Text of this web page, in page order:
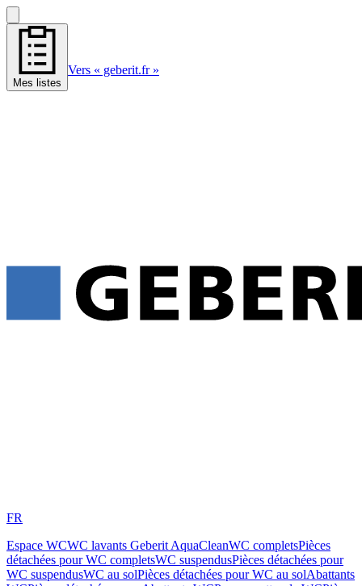
Mes listes
Vers « geberit.fr »
FR
Espace WCWC lavants Geberit AquaCleanWC completsPièces
détachées pour WC completsWC suspendusPièces détachées pour
WC suspendusWC au solPièces détachées pour WC au solAbattants